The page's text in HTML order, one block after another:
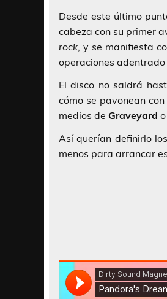
Desde este último
cabeza con su primer
rock , y se manifiesta
operaciones
El disco no saldrá
cómo se pavonean
medios de Graveyard o
Así querían definirlo
menos para arrancar